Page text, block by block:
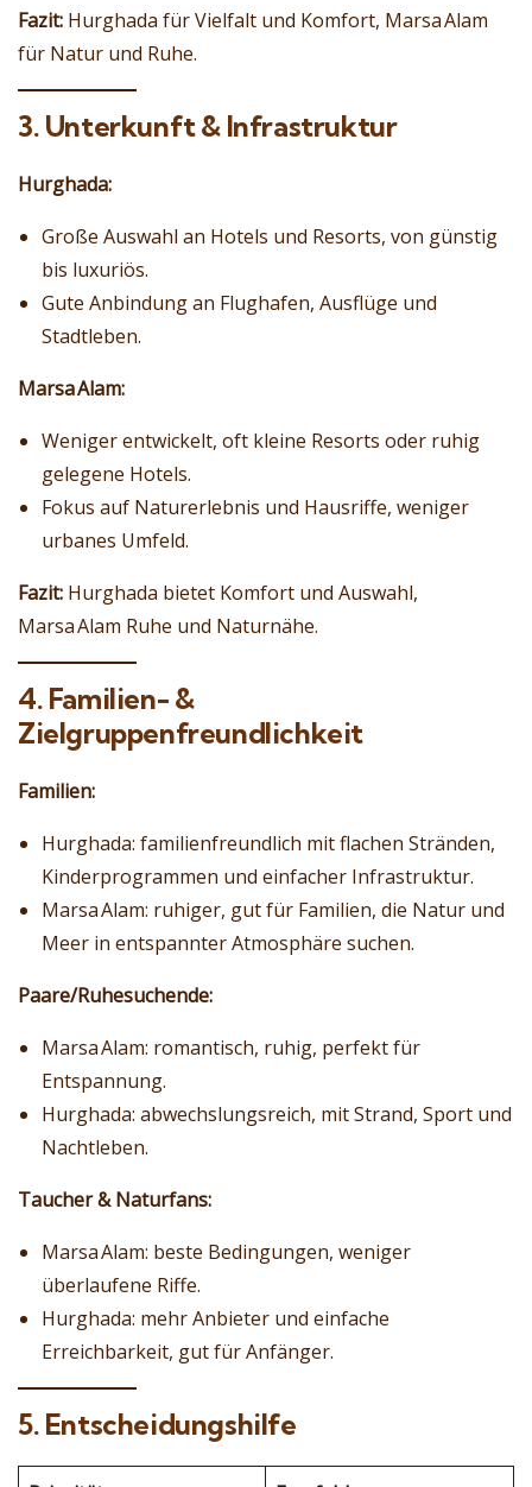
Fazit: Hurghada für Vielfalt und Komfort, Marsa Alam
für Natur und Ruhe.
3. Unterkunft & Infrastruktur
Hurghada:
Große Auswahl an Hotels und Resorts, von günstig
bis luxuriös.
Gute Anbindung an Flughafen, Ausflüge und
Stadtleben.
Marsa Alam:
Weniger entwickelt, oft kleine Resorts oder ruhig
gelegene Hotels.
Fokus auf Naturerlebnis und Hausriffe, weniger
urbanes Umfeld.
Fazit: Hurghada bietet Komfort und Auswahl,
Marsa Alam Ruhe und Naturnähe.
4. Familien- &
Zielgruppenfreundlichkeit
Familien:
Hurghada: familienfreundlich mit flachen Stränden,
Kinderprogrammen und einfacher Infrastruktur.
Marsa Alam: ruhiger, gut für Familien, die Natur und
Meer in entspannter Atmosphäre suchen.
Paare/Ruhesuchende:
Marsa Alam: romantisch, ruhig, perfekt für
Entspannung.
Hurghada: abwechslungsreich, mit Strand, Sport und
Nachtleben.
Taucher & Naturfans:
Marsa Alam: beste Bedingungen, weniger
überlaufene Riffe.
Hurghada: mehr Anbieter und einfache
Erreichbarkeit, gut für Anfänger.
5. Entscheidungshilfe